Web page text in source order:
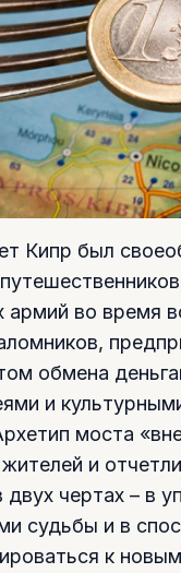
Кипр был
армий во время
обмена
и
моста
и
двух чертах – в
судьбы и в
к новым